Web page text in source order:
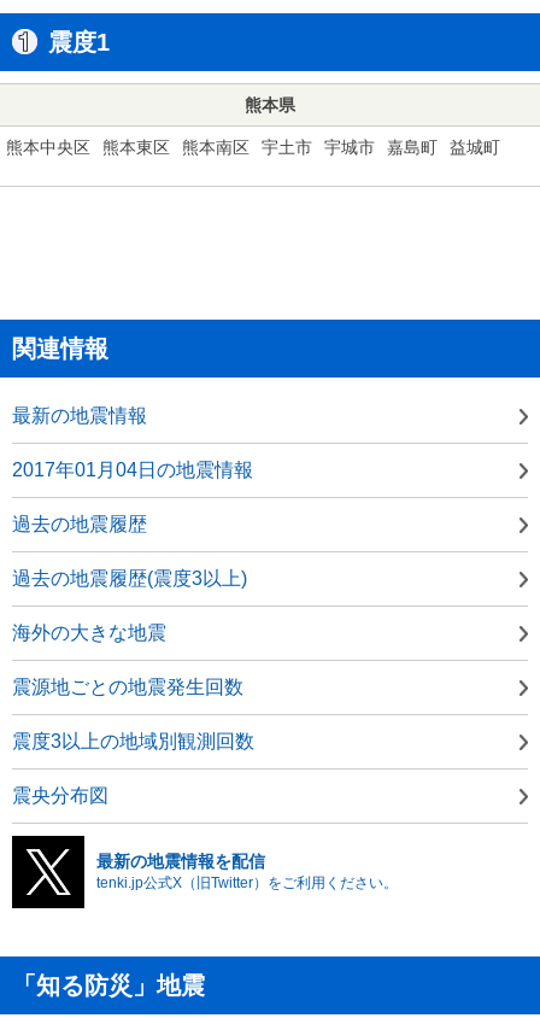
震度1
熊本県
熊本中央区 熊本東区 熊本南区 宇土市 宇城市 嘉島町 益城町
関連情報
最新の地震情報
2017年01月04日の地震情報
過去の地震履歴
過去の地震履歴(震度3以上)
海外の大きな地震
震源地ごとの地震発生回数
震度3以上の地域別観測回数
震央分布図
最新の地震情報を配信
tenki.jp公式X（旧Twitter）をご利用ください。
「知る防災」地震